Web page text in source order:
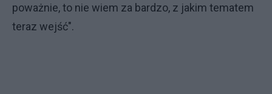
poważnie, to nie wiem za bardzo, z jakim tematem
teraz wejść".